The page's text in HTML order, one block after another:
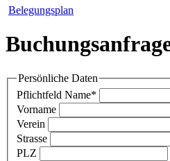
Belegungsplan
Persönliche Daten
Pflichtfeld Name*
Vorname
Verein
Strasse
PLZ